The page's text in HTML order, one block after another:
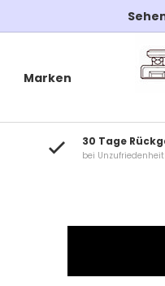
Marken
30 Tage
bei Unzufriedenheit